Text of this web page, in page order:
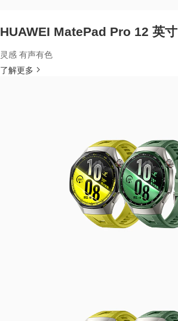
HUAWEI MatePad Pro 12 英寸
灵感 有声有色
了解更多